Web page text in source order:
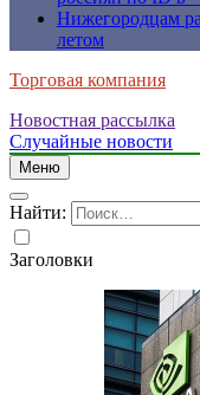
Нижегородцам
летом
Торговая компания
Новостная рассылка
Случайные новости
Меню
Найти:
Заголовки